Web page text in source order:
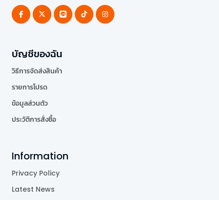
บัญชีของฉัน
วิธีการจัดส่งสินค้า
รายการโปรด
ข้อมูลส่วนตัว
ประวัติการสั่งซื้อ
Information
Privacy Policy
Latest News